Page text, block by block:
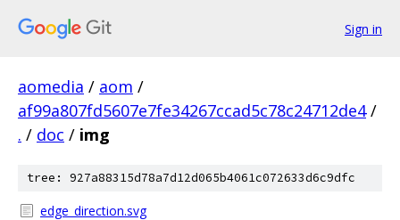
Sign in
aomedia / aom /
af99a807fd5607e7fe34267ccad5c78c24712de4 /
. / doc / img
tree: 927a88315d78a7d12d065b4061c072633d6c9dfc
edge_direction.svg